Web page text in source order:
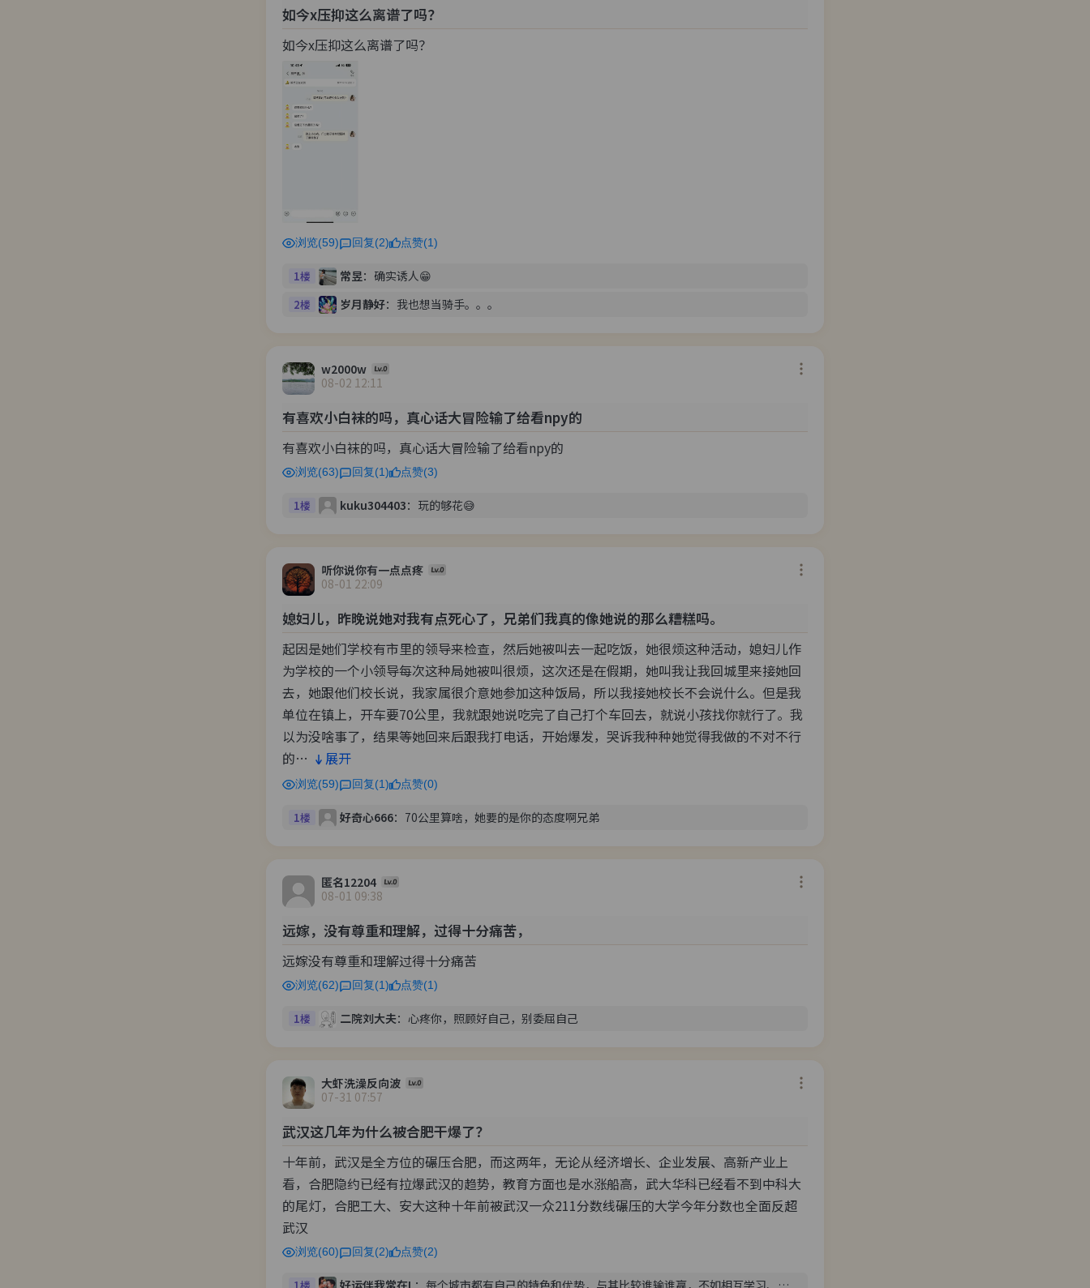
如今x压抑这么离谱了吗？
如今x压抑这么离谱了吗？
浏览(59) 回复(2) 点赞(1)
1楼 常昱： 确实诱人😁
2楼 岁月静好： 我也想当骑手。。。
w2000w
08-02 12:11
有喜欢小白袜的吗，真心话大冒险输了给看npy的
有喜欢小白袜的吗，真心话大冒险输了给看npy的
浏览(63) 回复(1) 点赞(3)
1楼 kuku304403： 玩的够花😅
听你说你有一点点疼
08-01 22:09
媳妇儿，昨晚说她对我有点死心了，兄弟们我真的像她说的那么糟糕吗。
起因是她们学校有市里的领导来检查，然后她被叫去一起吃饭，她很烦这种活动，媳妇儿作
为学校的一个小领导每次这种局她被叫很烦，这次还是在假期，她叫我让我回城里来接她回
去，她跟他们校长说，我家属很介意她参加这种饭局，所以我接她校长不会说什么。但是我
单位在镇上，开车要70公里，我就跟她说吃完了自己打个车回去，就说小孩找你就行了。我
以为没啥事了，结果等她回来后跟我打电话，开始爆发，哭诉我种种她觉得我做的不对不行
的…
展开
浏览(59) 回复(1) 点赞(0)
1楼 好奇心666： 70公里算啥，她要的是你的态度啊兄弟
匿名12204
08-01 09:38
远嫁，没有尊重和理解，过得十分痛苦，
远嫁没有尊重和理解过得十分痛苦
浏览(62) 回复(1) 点赞(1)
1楼 二院刘大夫： 心疼你，照顾好自己，别委屈自己
大虾洗澡反向波
07-31 07:57
武汉这几年为什么被合肥干爆了？
十年前，武汉是全方位的碾压合肥，而这两年，无论从经济增长、企业发展、高新产业上
看，合肥隐约已经有拉爆武汉的趋势，教育方面也是水涨船高，武大华科已经看不到中科大
的尾灯，合肥工大、安大这种十年前被武汉一众211分数线碾压的大学今年分数也全面反超
武汉
浏览(60) 回复(2) 点赞(2)
好运伴我常在L ： 每个城市都有自己的特色和优势，与其比较谁输谁赢，不如相互学习、取